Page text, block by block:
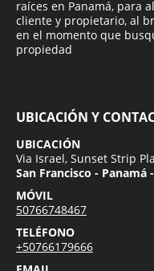
raíces en Panamá, para
cliente y propietario, al
en el momento que
propiedad
UBICACIÓN Y
UBICACIÓN
Via Israel, Sunset Strip
San Francisco - Panamá
MÓVIL
50766748467
TELÉFONO
+50766179666